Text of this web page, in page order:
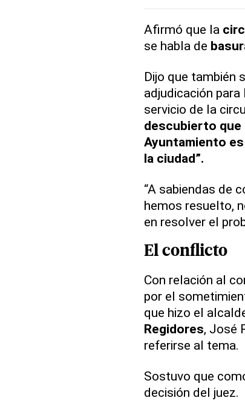
Afirmó que la
se habla de
Dijo que también
adjudicación
servicio de la
descubierto que
Ayuntamiento
la ciudad”.
“A sabiendas de
hemos resuelto,
en resolver el
El conflicto
Con relación al
por el
que hizo el
Regidores, José
referirse al tema.
Sostuvo que
decisión del juez.